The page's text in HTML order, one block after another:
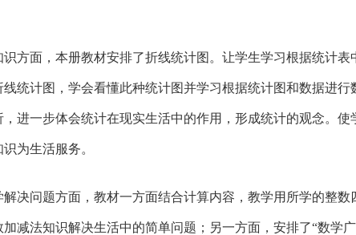
识方面，本册教材安排了折线统计图。让学生学习根据统计表
线统计图，学会看懂此种统计图并学习根据统计图和数据进行
，进一步体会统计在现实生活中的作用，形成统计的观念。使
为生活服务。
解决问题方面，教材一方面结合计算内容，教学用所学的整数
减法知识解决生活中的简单问题；另一方面，安排了“数学